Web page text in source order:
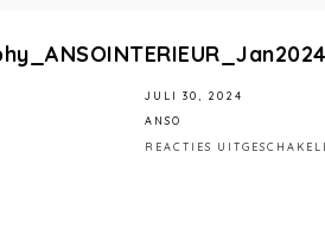
JULI 30, 2024
ANSO
REACTIES